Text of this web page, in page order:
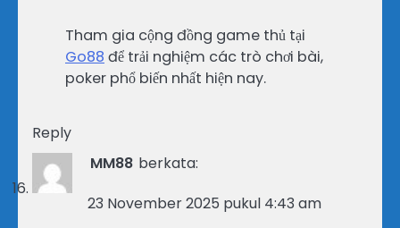
Tham gia cộng đồng game thủ tại
Go88 để trải nghiệm các trò chơi bài,
poker phổ biến nhất hiện nay.
Reply
MM88 berkata:
23 November 2025 pukul 4:43 am